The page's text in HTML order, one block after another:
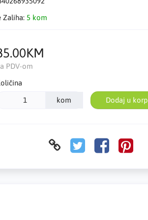
Zaliha: 5 kom
PDV-om
kom Dodaj u